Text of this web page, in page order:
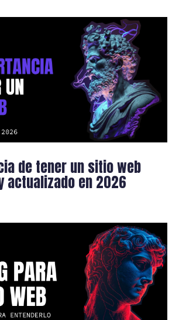
de tener un sitio web
actualizado en 2026